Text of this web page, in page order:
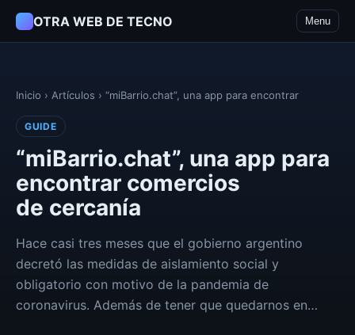
OTRA WEB DE TECNO Menu
Inicio › Artículos › “miBarrio.chat”, una app para encontrar
GUIDE
“miBarrio.chat”, una app para
encontrar comercios
de cercanía
Hace casi tres meses que el gobierno argentino
decretó las medidas de aislamiento social y
obligatorio con motivo de la pandemia de
coronavirus. Además de tener que quedarnos en…